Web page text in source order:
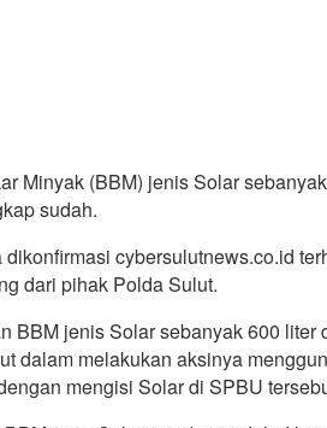
(BBM) jenis Solar
sudah.
cybersulutnews.co.id
dari pihak Polda Sulut.
jenis Solar sebanyak 600
melakukan aksinya
mengisi Solar di SPBU